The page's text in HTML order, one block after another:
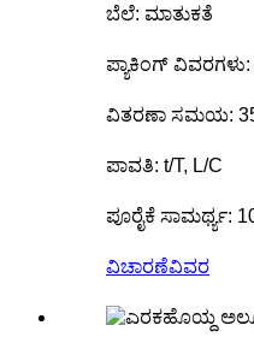
ಬೆಲೆ: ಮಾತುಕತೆ
ಪ್ಯಾಕಿಂಗ್ ವಿವರಗಳು:
ವಿತರಣಾ ಸಮಯ:
ಪಾವತಿ: t/T, L/C
ಪೂರೈಕೆ ಸಾಮರ್ಥ್ಯ:
ವಿಚಾರಣೆವಿವರ